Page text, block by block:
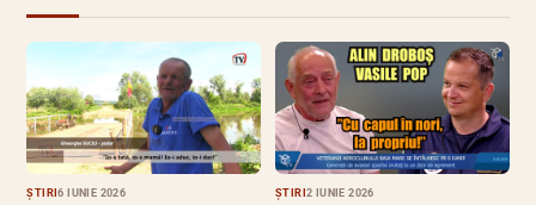
ȘTIRI6 IUNIE 2026 ȘTIRI2 IUNIE 2026